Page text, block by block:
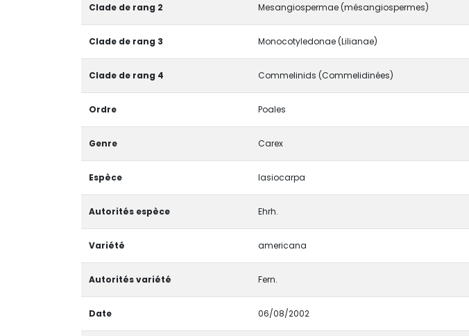
Clade de rang 2 Mesangiospermae (mésangiospermes)
Clade de rang 3 Monocotyledonae (Lilianae)
Clade de rang 4 Commelinids (Commelidinées)
Ordre Poales
Genre Carex
Espèce lasiocarpa
Autorités espèce Ehrh.
Variété americana
Autorités variété Fern.
Date 06/08/2002